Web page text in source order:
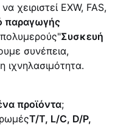
χειριστεί EXW, FAS,
παραγωγής
Συσκευή
συνέπεια,
ιχνηλασιμότητα.
προϊόντα;
Τ/Τ, L/C, D/P,